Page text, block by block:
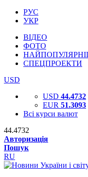
РУС
УКР
ВІДЕО
ФОТО
СПЕЦПРОЕКТИ
USD
USD 44.4732
EUR 51.3093
Всі курси валют
44.4732
Авторизація
Пошук
RU